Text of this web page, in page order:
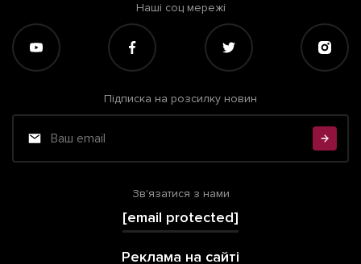
Наші соц мережі
Підписка на розсилку новин
Зв'язатися з нами
[email protected]
Реклама на сайті